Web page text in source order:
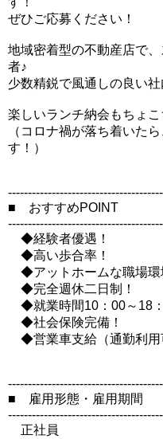
ぜひご応募ください！
地域密着型の不動産店で
者♪
少数精鋭で風通しの良い
楽しいランチ納会もちょ
（コロナ禍が落ち着いた
す！）
■ おすすめPOINT
◆経験者優遇！
◆高い歩合率！
◆アットホームな職場環
◆完全週休二日制！
◆就業時間10：00～18：
◆社会保険完備！
◆営業車支給（通勤利用
■ 雇用形態・雇用期間
正社員